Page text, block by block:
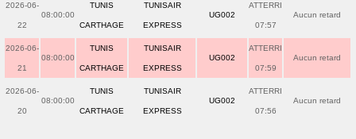
2026-06-
22
08:00:00
TUNIS
CARTHAGE
TUNISAIR
EXPRESS
UG002
ATTERRI
07:57
Aucun retard
2026-06-
21
08:00:00
TUNIS
CARTHAGE
TUNISAIR
EXPRESS
UG002
ATTERRI
07:59
Aucun retard
2026-06-
20
08:00:00
TUNIS
CARTHAGE
TUNISAIR
EXPRESS
UG002
ATTERRI
07:56
Aucun retard